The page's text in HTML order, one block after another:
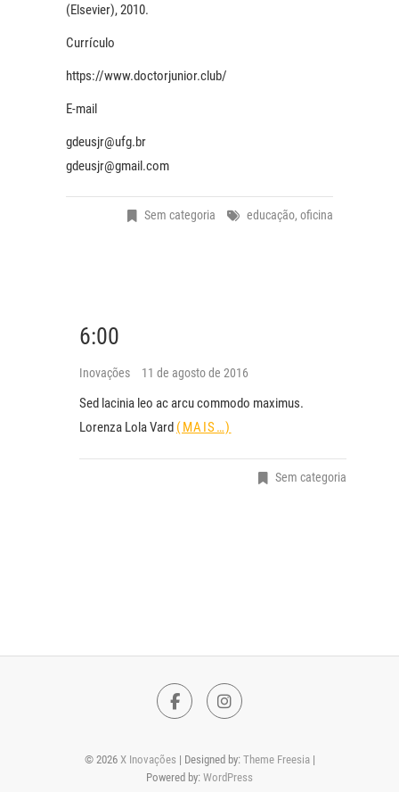
(Elsevier), 2010.
Currículo
https://www.doctorjunior.club/
E-mail
gdeusjr@ufg.br
gdeusjr@gmail.com
Sem categoria educação, oficina
6:00
Inovações 11 de agosto de 2016
Sed lacinia leo ac arcu commodo maximus.
Lorenza Lola Vard (MAIS…)
Sem categoria
F
c
I
s
© 2026 X Inovações | Designed by: Theme Freesia|
Powered by: WordPress